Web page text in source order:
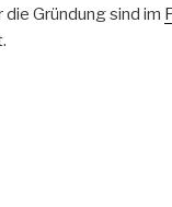
Gründung sind im